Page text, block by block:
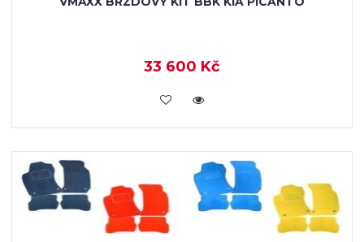
33 600 Kč
KOUPIT